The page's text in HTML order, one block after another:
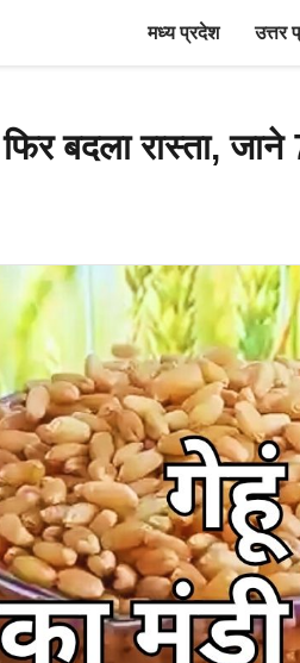
मध्य प्रदेश उत्तर
बदला रास्ता,